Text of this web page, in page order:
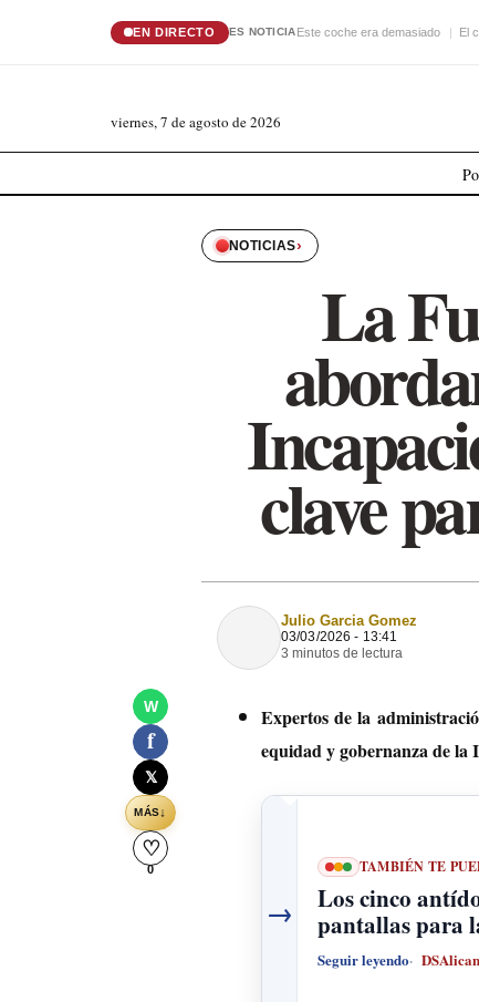
EN DIRECTO ES NOTICIAEste coche era demasiado El
viernes, 7 de agosto de 2026
NOTICIAS›
La
clave
W
f
𝕏
MÁS↓
♡
0
Julio Garcia Gomez
03/03/2026 - 13:41
3 minutos de lectura
Expertos de la
equidad y gobernanza de
→
TAMBIÉN TE
Los cinco
pantallas para
Seguir leyendo